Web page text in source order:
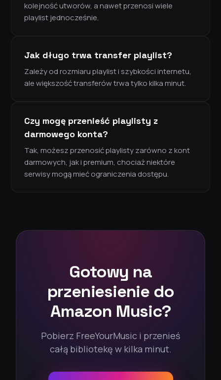
kolejność utworów, a nawet przenosi wiele
playlist jednocześnie.
Jak długo trwa transfer playlist?
Zależy od rozmiaru playlist i szybkości internetu,
ale większość transferów trwa tylko kilka minut.
Czy mogę przenieść playlisty z
darmowego konta?
Tak, możesz przenosić playlisty zarówno z kont
darmowych, jak i premium, chociaż niektóre
serwisy mogą mieć ograniczenia dostępu.
Gotowy na
przeniesienie do
Amazon Music?
Pobierz FreeYourMusic i przenieś
całą bibliotekę w kilka minut.